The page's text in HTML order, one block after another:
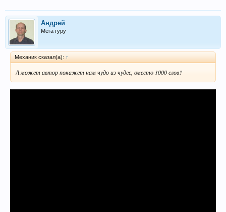
Андрей
Мега гуру
Механик сказал(а): ↑
А может автор покажет нам чудо из чудес, вместо 1000 слов?